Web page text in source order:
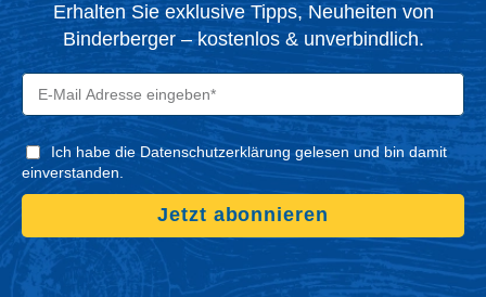
Erhalten Sie exklusive Tipps, Neuheiten von
Binderberger – kostenlos & unverbindlich.
Ich habe die Datenschutzerklärung gelesen und bin damit
einverstanden.
Jetzt abonnieren